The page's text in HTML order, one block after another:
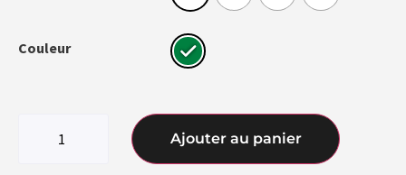
Couleur
Ajouter au panier